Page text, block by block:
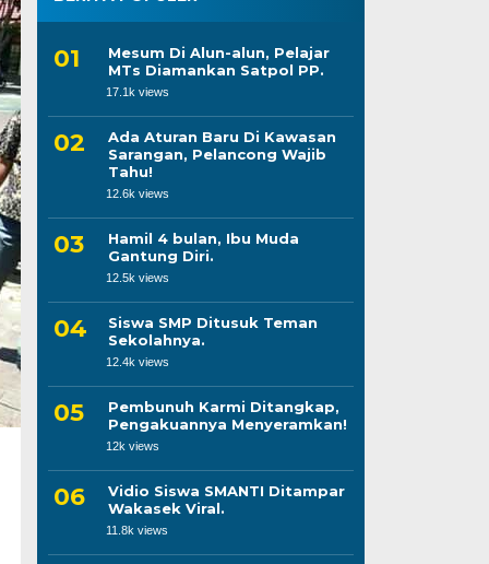
Mesum Di Alun-alun, Pelajar
MTs Diamankan Satpol PP.
17.1k views
Ada Aturan Baru Di Kawasan
Sarangan, Pelancong Wajib
Tahu!
12.6k views
Hamil 4 bulan, Ibu Muda
Gantung Diri.
12.5k views
Siswa SMP Ditusuk Teman
Sekolahnya.
12.4k views
Pembunuh Karmi Ditangkap,
Pengakuannya Menyeramkan!
12k views
Vidio Siswa SMANTI Ditampar
Wakasek Viral.
11.8k views